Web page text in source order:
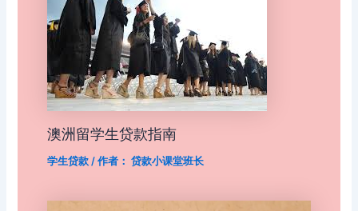
澳洲留学生贷款指南
学生贷款/ 作者： 贷款小课堂班长